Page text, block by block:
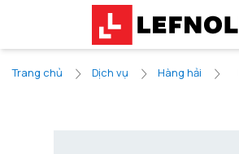
EN
Trang chủ Dịch vụ Hàng hải